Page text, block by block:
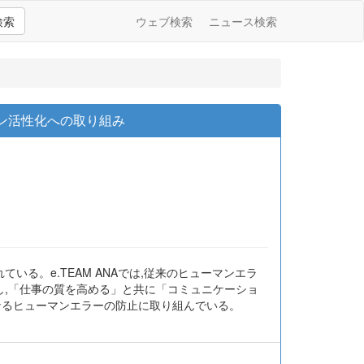
索 ウェブ検索 ニュース検索
活性化への取り組み
いる。e.TEAM ANAでは,従来のヒューマンエラ
仕事の質を高める」と共に「コミュニケーショ
ヒューマンエラーの防止に取り組んでいる。